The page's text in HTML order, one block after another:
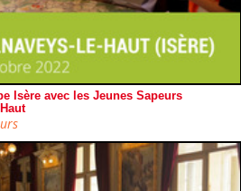
Isère avec les Jeunes Sapeurs